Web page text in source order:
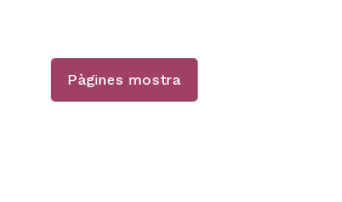
Pàgines mostra